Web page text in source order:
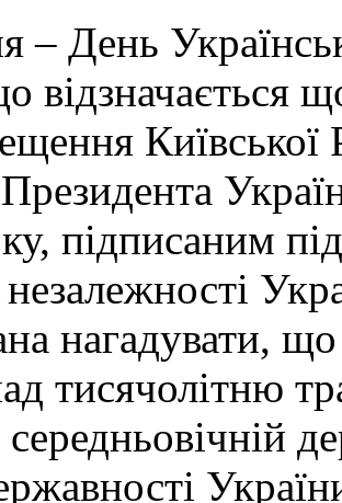
– День
відзначається
Київської
підписаним
незалежності
нагадувати,
тисячолітню
середньовічній